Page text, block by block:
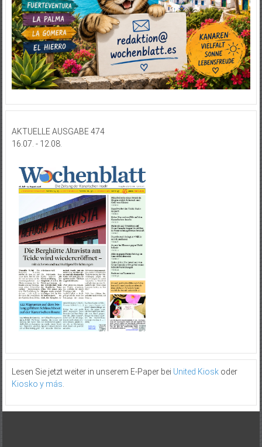
AKTUELLE AUSGABE 474
16.07. - 12.08.
Lesen Sie jetzt weiter in unserem E-Paper bei United Kioskoder
Kiosko y más.